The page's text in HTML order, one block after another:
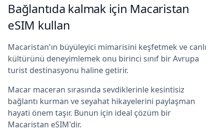
Bağlantıda kalmak için Macaristan
eSIM kullan
Macaristan'ın büyüleyici mimarisini keşfetmek ve canlı
kültürünü deneyimlemek onu birinci sınıf bir Avrupa
turist destinasyonu haline getirir.
Macar maceran sırasında sevdiklerinle kesintisiz
bağlantı kurman ve seyahat hikayelerini paylaşman
hayati önem taşır. Bunun için ideal çözüm bir
Macaristan eSIM'dir.